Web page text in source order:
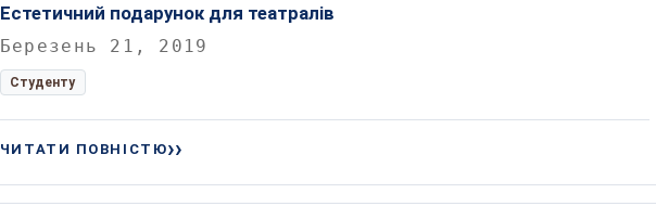
Естетичний подарунок для театралів
Березень 21, 2019
Студенту
ЧИТАТИ ПОВНІСТЮ